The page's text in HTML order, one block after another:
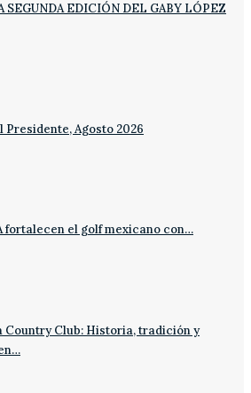
SEGUNDA EDICIÓN DEL GABY LÓPEZ
Presidente, Agosto 2026
fortalecen el golf mexicano con…
Country Club: Historia, tradición y